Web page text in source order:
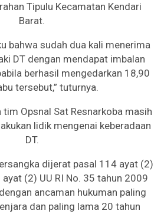
Tipulu Kecamatan Kendari
Barat.
bahwa sudah dua kali menerima
DT dengan mendapat imbalan
berhasil mengedarkan 18,90
tersebut,” tuturnya.
tim Opsnal Sat Resnarkoba masih
lidik mengenai keberadaan
DT.
dijerat pasal 114 ayat (2)
(2) UU RI No. 35 tahun 2009
ancaman hukuman paling
dan paling lama 20 tahun